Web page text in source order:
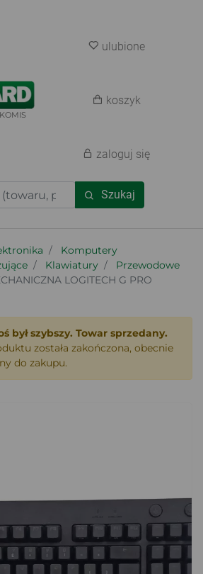
Szukaj
ulubione
koszyk
zaloguj się
Komputery
Klawiatury
Przewodowe
LOGITECH G PRO
był szybszy. Towar sprzedany.
została zakończona, obecnie
do zakupu.